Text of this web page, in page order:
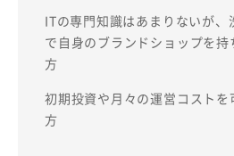
ITの専門知識はあまりないが、
で自身のブランドショップを持
方
初期投資や月々の運営コスト
方